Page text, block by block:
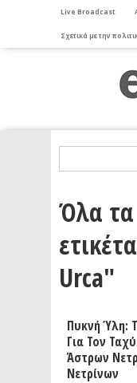
Live Broadcast
Σχετικά με την
Όλα
Urca"
Πυκνή Ύλη:
Για Τον
Άστρων
Νετρίνων